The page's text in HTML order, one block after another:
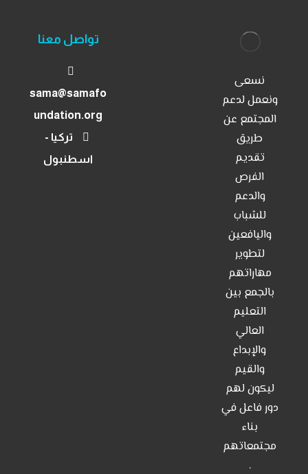
نسعى
ونعمل لدعم
المجتمع عن
طريق
تقديم
الفرص
والدعم
للشباب
واليافعين
لتطوير
مهاراتهم
بالجمع بين
التعليم
العالي
والإبداع
والقيم
ليكون لهم
دور فاعل في
بناء
مجتمعاتهم
.
تواصل معنا
sama@samafo
undation.org
تركيا -
اسطنبول